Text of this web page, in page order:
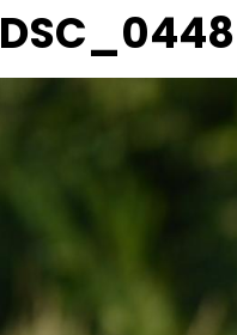
DSC_0448